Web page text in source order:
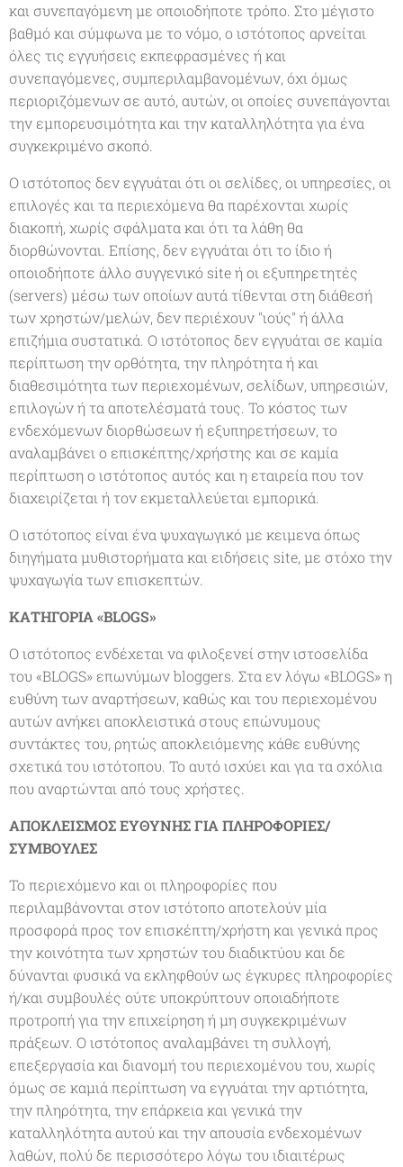
και συνεπαγόμενη με οποιοδήποτε τρόπο. Στο μέγιστο
βαθμό και σύμφωνα με το νόμο, ο ιστότοπος αρνείται
όλες τις εγγυήσεις εκπεφρασμένες ή και
συνεπαγόμενες, συμπεριλαμβανομένων, όχι όμως
περιοριζόμενων σε αυτό, αυτών, οι οποίες συνεπάγονται
την εμπορευσιμότητα και την καταλληλότητα για ένα
συγκεκριμένο σκοπό.
Ο ιστότοπος δεν εγγυάται ότι οι σελίδες, οι υπηρεσίες, οι
επιλογές και τα περιεχόμενα θα παρέχονται χωρίς
διακοπή, χωρίς σφάλματα και ότι τα λάθη θα
διορθώνονται. Επίσης, δεν εγγυάται ότι το ίδιο ή
οποιοδήποτε άλλο συγγενικό site ή οι εξυπηρετητές
(servers) μέσω των οποίων αυτά τίθενται στη διάθεσή
των χρηστών/μελών, δεν περιέχουν "ιούς" ή άλλα
επιζήμια συστατικά. Ο ιστότοπος δεν εγγυάται σε καμία
περίπτωση την ορθότητα, την πληρότητα ή και
διαθεσιμότητα των περιεχομένων, σελίδων, υπηρεσιών,
επιλογών ή τα αποτελέσματά τους. Το κόστος των
ενδεχόμενων διορθώσεων ή εξυπηρετήσεων, το
αναλαμβάνει ο επισκέπτης/χρήστης και σε καμία
περίπτωση ο ιστότοπος αυτός και η εταιρεία που τον
διαχειρίζεται ή τον εκμεταλλεύεται εμπορικά.
Ο ιστότοπος είναι ένα ψυχαγωγικό με κειμενα όπως
διηγήματα μυθιστορήματα και ειδήσεις site, με στόχο την
ψυχαγωγία των επισκεπτών.
ΚΑΤΗΓΟΡΙΑ «BLOGS»
Ο ιστότοπος ενδέχεται να φιλοξενεί στην ιστοσελίδα
του «BLOGS» επωνύμων bloggers. Στα εν λόγω «BLOGS» η
ευθύνη των αναρτήσεων, καθώς και του περιεχομένου
αυτών ανήκει αποκλειστικά στους επώνυμους
συντάκτες του, ρητώς αποκλειόμενης κάθε ευθύνης
σχετικά του ιστότοπου. Το αυτό ισχύει και για τα σχόλια
που αναρτώνται από τους χρήστες.
ΑΠΟΚΛΕΙΣΜΟΣ ΕΥΘΥΝΗΣ ΓΙΑ ΠΛΗΡΟΦΟΡΙΕΣ/
ΣΥΜΒΟΥΛΕΣ
Το περιεχόμενο και οι πληροφορίες που
περιλαμβάνονται στον ιστότοπο αποτελούν μία
προσφορά προς τον επισκέπτη/χρήστη και γενικά προς
την κοινότητα των χρηστών του διαδικτύου και δε
δύνανται φυσικά να εκληφθούν ως έγκυρες πληροφορίες
ή/και συμβουλές ούτε υποκρύπτουν οποιαδήποτε
προτροπή για την επιχείρηση ή μη συγκεκριμένων
πράξεων. Ο ιστότοπος αναλαμβάνει τη συλλογή,
επεξεργασία και διανομή του περιεχομένου του, χωρίς
όμως σε καμιά περίπτωση να εγγυάται την αρτιότητα,
την πληρότητα, την επάρκεια και γενικά την
καταλληλότητα αυτού και την απουσία ενδεχομένων
λαθών, πολύ δε περισσότερο λόγω του ιδιαιτέρως